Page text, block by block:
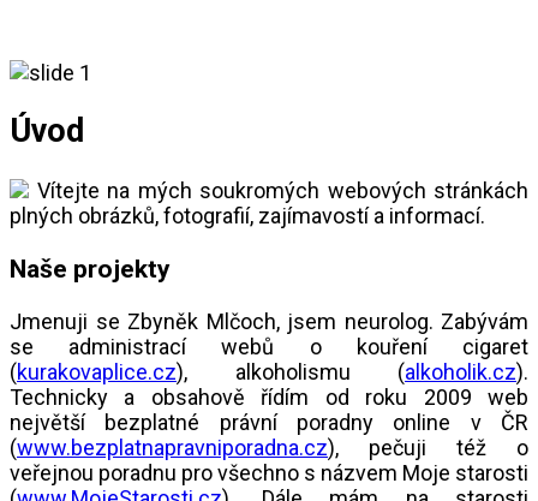
Úvod
Vítejte na mých soukromých webových stránkách
plných obrázků, fotografií, zajímavostí a informací.
Naše projekty
Jmenuji se Zbyněk Mlčoch, jsem neurolog. Zabývám
se administrací webů o kouření cigaret
(kurakovaplice.cz), alkoholismu (alkoholik.cz).
Technicky a obsahově řídím od roku 2009 web
největší bezplatné právní poradny online v ČR
(www.bezplatnapravniporadna.cz), pečuji též o
veřejnou poradnu pro všechno s názvem Moje starosti